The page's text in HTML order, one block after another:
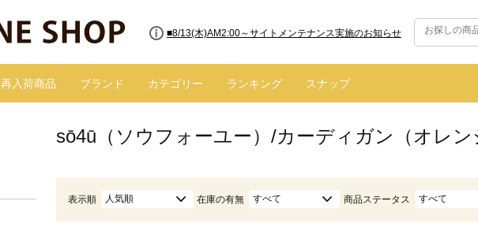
■8/13(木)AM2:00～サイトメンテナンス実施のお知らせ
■【お知らせ】ヤマト運輸の配送遅延・停止について
再入荷商品 ブランド カテゴリー ランキング スナップ
sō4ū（ソウフォーユー）/カーディガン（オレン
表示順 人気順 在庫の有無 すべて 商品ステータス すべて